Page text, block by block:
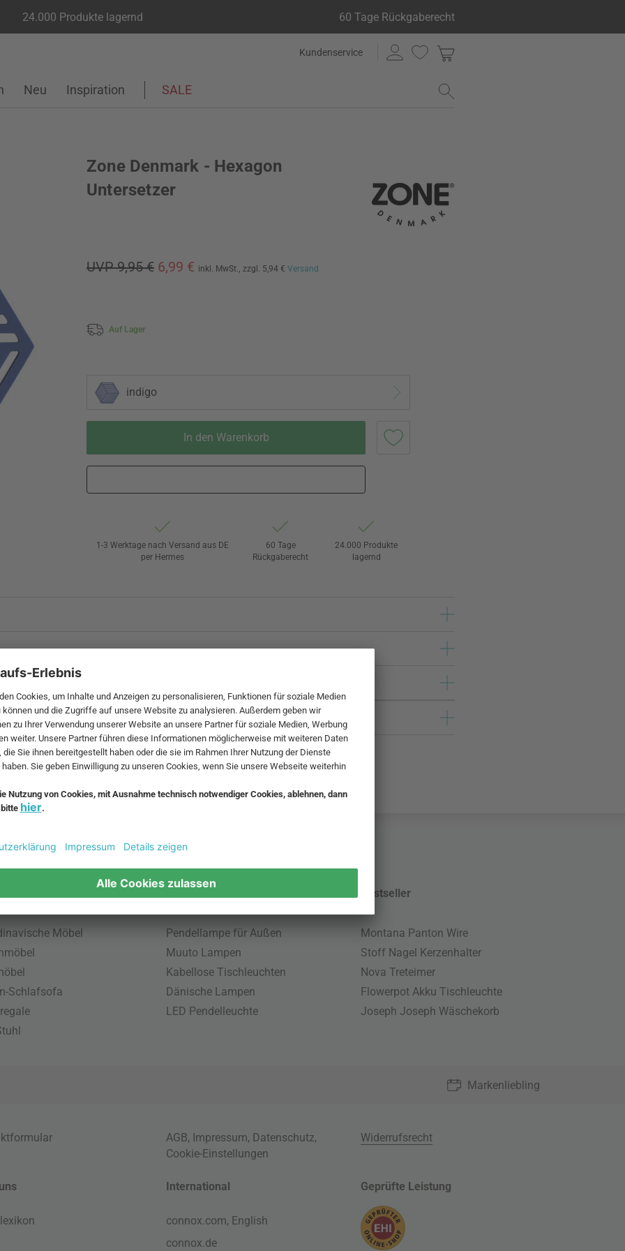
24.000 Produkte lagernd 60 Tage Rückgaberecht
Kundenservice
Neu Inspiration SALE
Zone Denmark - Hexagon
Untersetzer
UVP 9,95 € 6,99 € inkl. MwSt., zzgl. 5,94 € Versand
Auf Lager
indigo
In den Warenkorb
1-3 Werktage nach Versand aus DE
per Hermes
60 Tage
Rückgaberecht
24.000 Produkte
lagernd
und zzgl.Versandkosten.
Möbel
Schlafsofa
Pendellampe für Außen
Muuto Lampen
Kabellose Tischleuchten
Dänische Lampen
LED Pendelleuchte
Bestseller
Montana Panton Wire
Stoff Nagel Kerzenhalter
Nova Treteimer
Flowerpot Akku Tischleuchte
Joseph Joseph Wäschekorb
Markenliebling
AGB, Impressum, Datenschutz,
Cookie-Einstellungen
Widerrufsrecht
International
connox.com, English
connox.de
Geprüfte Leistung